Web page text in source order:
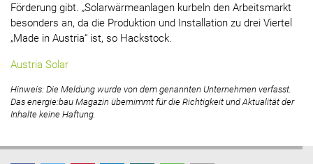
Förderung gibt. „Solarwärmeanlagen kurbeln den Arbeitsmarkt
besonders an, da die Produktion und Installation zu drei Viertel
„Made in Austria“ ist, so Hackstock.
Austria Solar
Hinweis: Die Meldung wurde von dem genannten Unternehmen verfasst.
Das energie:bau Magazin übernimmt für die Richtigkeit und Aktualität der
Inhalte keine Haftung.